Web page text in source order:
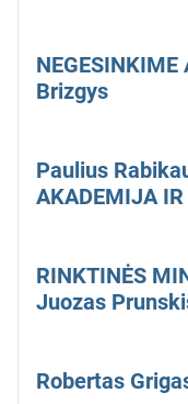
Brizgys
Paulius
AKADEMIJA
RINKTINĖS
Juozas
Robertas